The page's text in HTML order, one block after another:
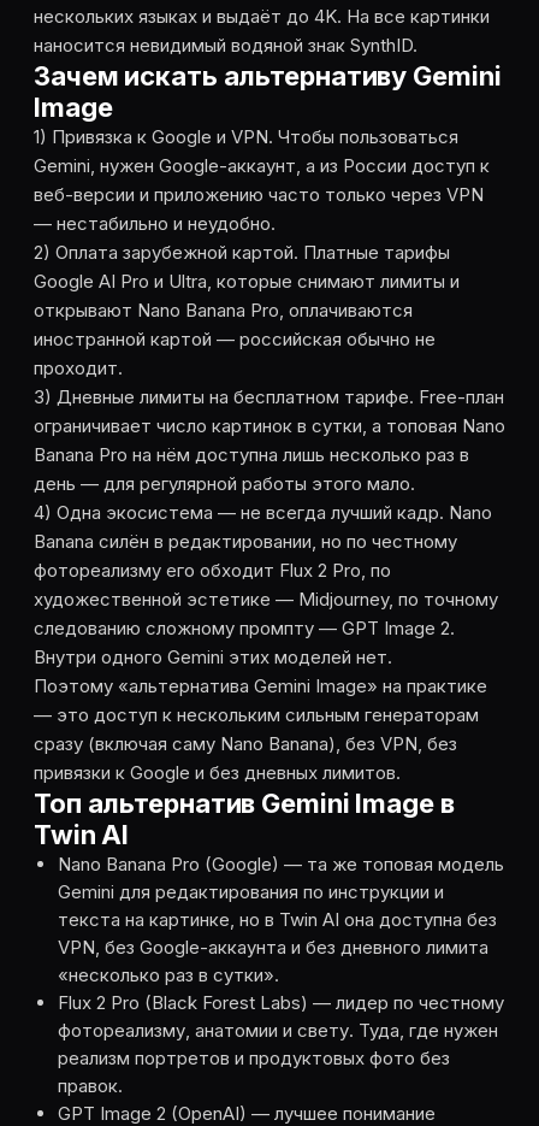
нескольких языках и выдаёт до 4K. На все картинки
наносится невидимый водяной знак SynthID.
Зачем искать альтернативу Gemini
Image
1) Привязка к Google и VPN. Чтобы пользоваться
Gemini, нужен Google-аккаунт, а из России доступ к
веб-версии и приложению часто только через VPN
— нестабильно и неудобно.
2) Оплата зарубежной картой. Платные тарифы
Google AI Pro и Ultra, которые снимают лимиты и
открывают Nano Banana Pro, оплачиваются
иностранной картой — российская обычно не
проходит.
3) Дневные лимиты на бесплатном тарифе. Free-план
ограничивает число картинок в сутки, а топовая Nano
Banana Pro на нём доступна лишь несколько раз в
день — для регулярной работы этого мало.
4) Одна экосистема — не всегда лучший кадр. Nano
Banana силён в редактировании, но по честному
фотореализму его обходит Flux 2 Pro, по
художественной эстетике — Midjourney, по точному
следованию сложному промпту — GPT Image 2.
Внутри одного Gemini этих моделей нет.
Поэтому «альтернатива Gemini Image» на практике
— это доступ к нескольким сильным генераторам
сразу (включая саму Nano Banana), без VPN, без
привязки к Google и без дневных лимитов.
Топ альтернатив Gemini Image в
Twin AI
Nano Banana Pro (Google) — та же топовая модель
Gemini для редактирования по инструкции и
текста на картинке, но в Twin AI она доступна без
VPN, без Google-аккаунта и без дневного лимита
«несколько раз в сутки».
Flux 2 Pro (Black Forest Labs) — лидер по честному
фотореализму, анатомии и свету. Туда, где нужен
реализм портретов и продуктовых фото без
правок.
GPT Image 2 (OpenAI) — лучшее понимание